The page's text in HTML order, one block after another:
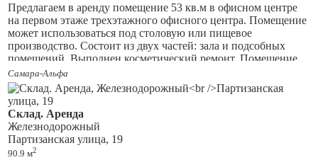
Предлагаем в аренду помещение 53 кв.м в офисном центре
на первом этаже трехэтажного офисного центра. Помещение
может использоваться под столовую или пищевое
производство. Состоит из двух частей: зала и подсобных
помещений. Выполнен косметический ремонт. Помещение
сдается с техникой и оборудованием. Около здания
просторная охраняемая парковка. Заезд к зданию с улицы
Аэродромная через шлагбаум. Аренда с НДС, в арендную
плату входят коммунальные платежи, отдельно оплачивается
электроэнергия по счетчикам.
Самара-Альфа
Склад. Аренда
Железнодорожный
Партизанская улица, 19
90.9 м2